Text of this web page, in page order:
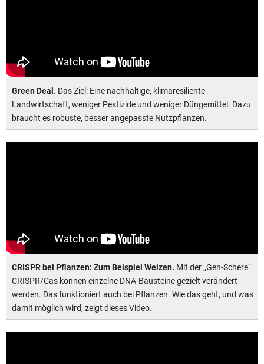
Green Deal. Das Ziel: Eine nachhaltige, klimaresiliente
Landwirtschaft, weniger Pestizide und weniger Düngemittel. Dazu
braucht es robuste, besser angepasste Nutzpflanzen.
CRISPR bei Pflanzen: Zum Beispiel Weizen. Mit der „Gen-Schere“
CRISPR/Cas können einzelne DNA-Bausteine gezielt verändert
werden. Das funktioniert auch bei Pflanzen. Wie das geht, und was
damit möglich wird, zeigt dieses Video.